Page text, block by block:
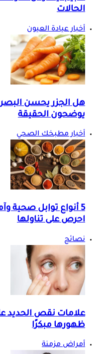
الحالات
أخبار عيادة العيون
هل الجزر يحسن
يوضحون الحقيقة
أخبار مطبخك الصحي
5 أنواع توابل صحية
احرص على تناولها
نصائح
علامات نقص الحديد
ظهورها مبكرًا
أمراض مزمنة